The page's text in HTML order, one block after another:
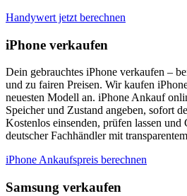
Handywert jetzt berechnen
iPhone verkaufen
Dein gebrauchtes iPhone verkaufen –
und zu fairen Preisen. Wir kaufen
neuesten Modell an. iPhone Ankauf
Speicher und Zustand angeben, sofort
Kostenlos einsenden, prüfen lassen
deutscher Fachhändler mit
iPhone Ankaufspreis berechnen
Samsung verkaufen